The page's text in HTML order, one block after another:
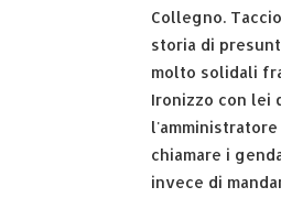
Collegno.
storia di
molto solidali
Ironizzo con lei
chiamare i
invece di